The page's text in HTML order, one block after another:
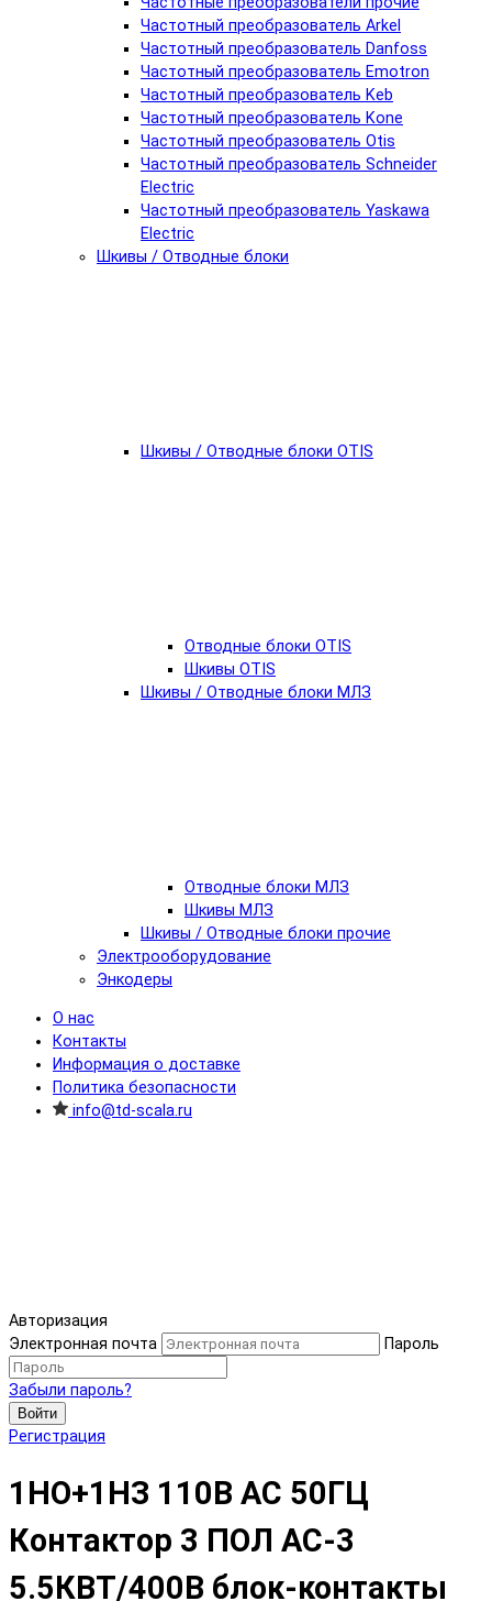
Частотный преобразователь Arkel
Частотный преобразователь Danfoss
Частотный преобразователь Emotron
Частотный преобразователь Keb
Частотный преобразователь Kone
Частотный преобразователь Otis
Частотный преобразователь Schneider
Electric
Частотный преобразователь Yaskawa
Electric
Шкивы / Отводные блоки
Шкивы / Отводные блоки OTIS
Отводные блоки OTIS
Шкивы OTIS
Шкивы / Отводные блоки МЛЗ
Отводные блоки МЛЗ
Шкивы МЛЗ
Шкивы / Отводные блоки прочие
Электрооборудование
Энкодеры
О нас
Контакты
Информация о доставке
Политика безопасности
info@td-scala.ru
Авторизация
Электронная почта
Пароль
Забыли пароль?
Войти
Регистрация
1НО+1НЗ 110В АС 50ГЦ
Контактор 3 ПОЛ AC-3
5.5КВТ/400В блок-контакты